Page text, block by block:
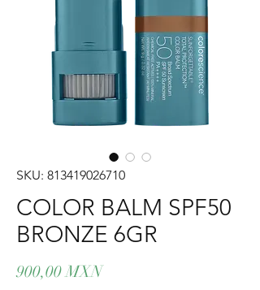
SKU: 813419026710
COLOR BALM SPF50
BRONZE 6GR
900,00 MXNPrecio